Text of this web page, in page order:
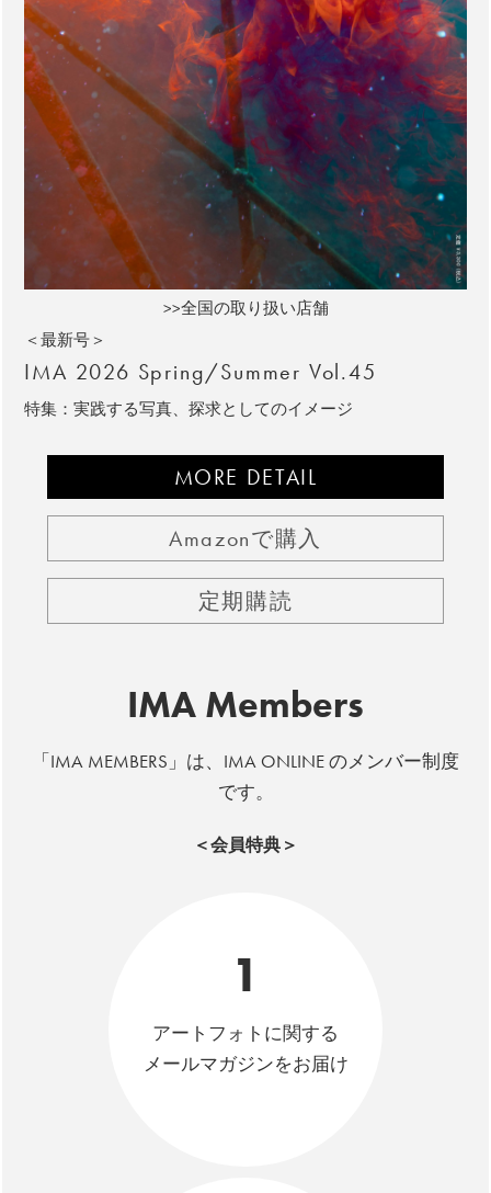
>>全国の取り扱い店舗
＜最新号＞
IMA 2026 Spring/Summer Vol.45
特集：実践する写真、探求としてのイメージ
MORE DETAIL
Amazonで購入
定期購読
IMA Members
「IMA MEMBERS」は、IMA ONLINE のメンバー制度
です。
＜会員特典＞
1
アートフォトに関する
メールマガジンをお届け